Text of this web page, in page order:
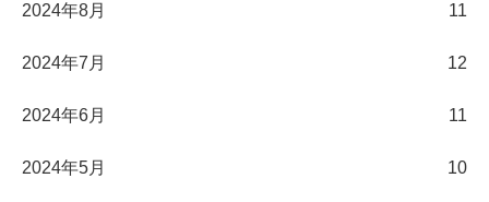
2024年8月 11
2024年7月 12
2024年6月 11
2024年5月 10